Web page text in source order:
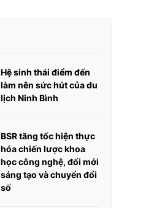
Hệ sinh thái điểm đến
làm nên sức hút của du
lịch Ninh Bình
BSR tăng tốc hiện thực
hóa chiến lược khoa
học công nghệ, đổi mới
sáng tạo và chuyển đổi
số